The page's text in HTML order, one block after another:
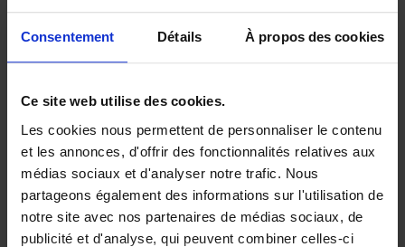
Consentement Détails À propos des cookies
Ce site web utilise des cookies.
Les cookies nous permettent de personnaliser le contenu
et les annonces, d'offrir des fonctionnalités relatives aux
médias sociaux et d'analyser notre trafic. Nous
partageons également des informations sur l'utilisation de
notre site avec nos partenaires de médias sociaux, de
publicité et d'analyse, qui peuvent combiner celles-ci
High Impact Teaming (EN)
Stefan Decuyper Elisabeth Raes
Anne Boon
Couverture souple
2020 176
€29,99